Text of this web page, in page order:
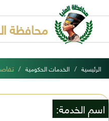
محافظة
الرئيسية الخدمات الحكومية
اسم الخدمة: